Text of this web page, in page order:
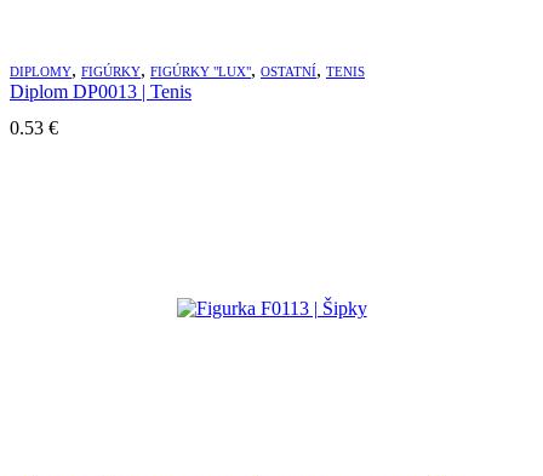
DIPLOMY, FIGÚRKY, FIGÚRKY "LUX", OSTATNÍ, TENIS
Diplom DP0013 | Tenis
0.53 €